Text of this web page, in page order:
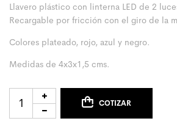
Llavero plástico con linterna LED de 2
Recargable por fricción con el giro de la
Colores plateado, rojo, azul y negro.
Medidas de 4x3x1,5 cms.
COTIZAR